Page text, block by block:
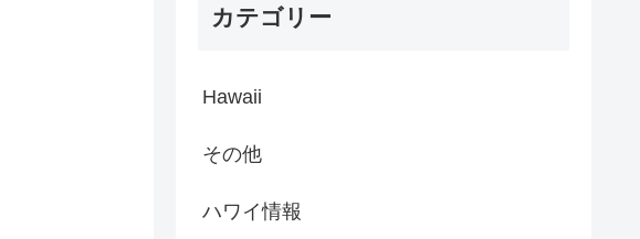
カテゴリー
Hawaii
その他
ハワイ情報